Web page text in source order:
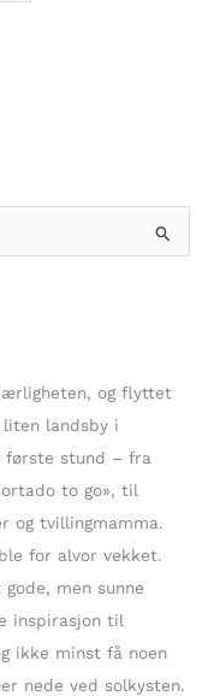
og flyttet
landsby i
første stund – fra
to go», til
og tvillingmamma.
for alvor vekket.
men sunne
inspirasjon til
ikke minst få noen
nede ved solkysten.